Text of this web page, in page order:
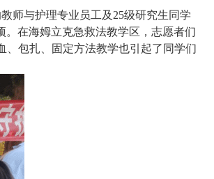
师与护理专业员工 及 25级研究生同学
。在海姆立克急救法教学区，志愿者们
、包扎、固定方法教学也引起了同学们